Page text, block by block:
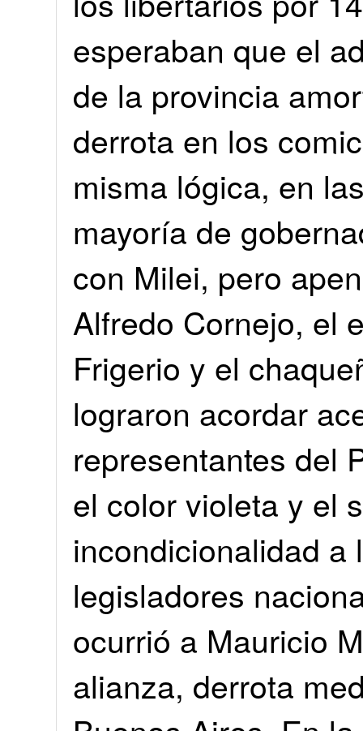
esperaban que el
de la provincia
derrota en los
misma lógica, en
mayoría de
con Milei, pero
Alfredo Cornejo, el
Frigerio y el
lograron acordar
representantes del
el color violeta y el
incondicionalidad a
legisladores
ocurrió a Mauricio
alianza, derrota